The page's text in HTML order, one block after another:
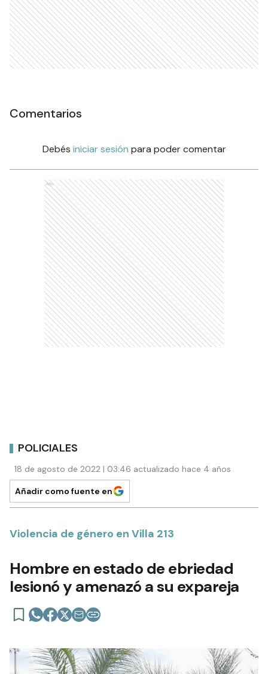
Comentarios
Debés iniciar sesión para poder comentar
Ads
POLICIALES
18 de agosto de 2022 | 03:46 actualizado hace 4 años
Añadir como fuente en
Violencia de género en Villa 213
Hombre en estado de ebriedad
lesionó y amenazó a su expareja